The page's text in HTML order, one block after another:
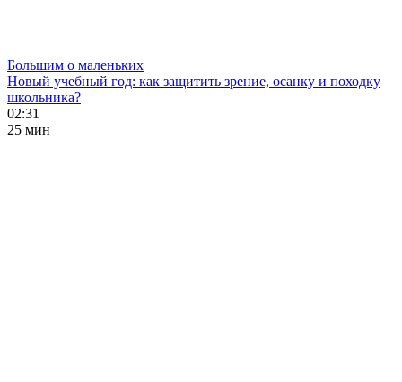
Большим о маленьких
Новый учебный год: как защитить зрение, осанку и походку
школьника?
02:31
25 мин